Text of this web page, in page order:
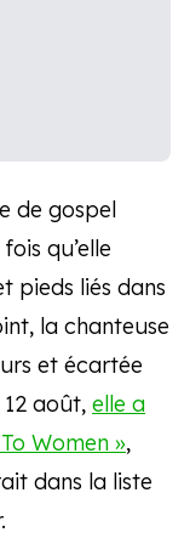
de gospel
qu’elle
pieds liés dans
la chanteuse
et écartée
août, elle a
Women »,
dans la liste